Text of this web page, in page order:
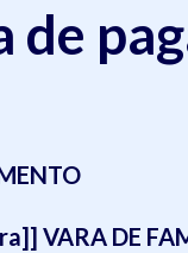
VARA DE